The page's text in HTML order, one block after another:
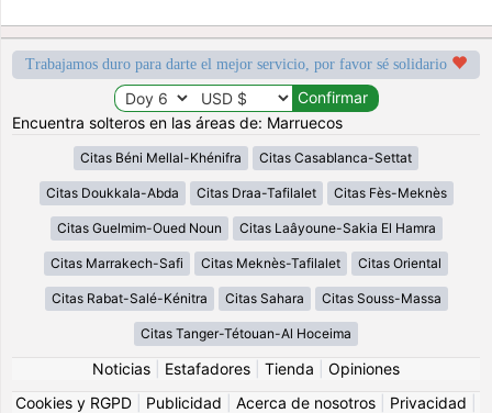
Trabajamos duro para darte el mejor servicio, por favor sé solidario
Encuentra solteros en las áreas de: Marruecos
Citas Béni Mellal-Khénifra Citas Casablanca-Settat
Citas Doukkala-Abda Citas Draa-Tafilalet Citas Fès-Meknès
Citas Guelmim-Oued Noun Citas Laâyoune-Sakia El Hamra
Citas Marrakech-Safi Citas Meknès-Tafilalet Citas Oriental
Citas Rabat-Salé-Kénitra Citas Sahara Citas Souss-Massa
Citas Tanger-Tétouan-Al Hoceima
Noticias Estafadores Tienda
Opiniones
Cookies y RGPD
Publicidad Acerca de nosotros Privacidad